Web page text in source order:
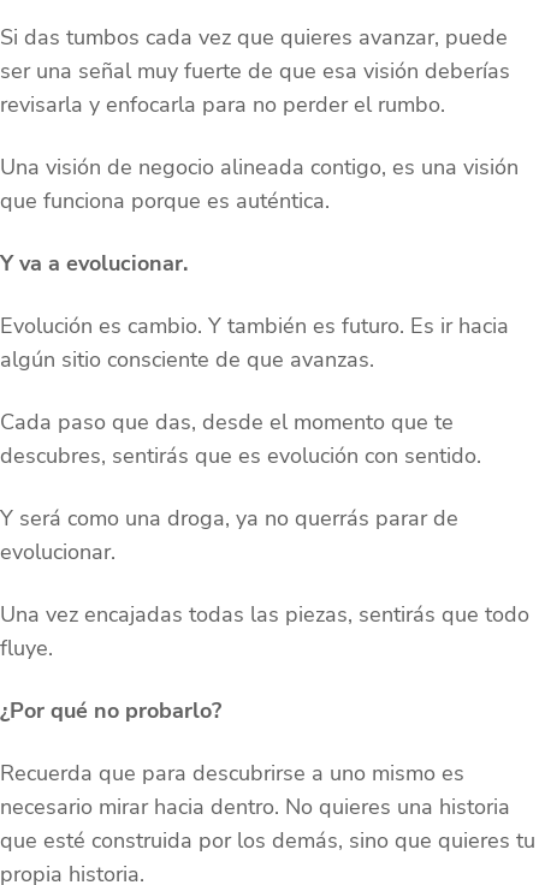
Si das tumbos cada vez que quieres avanzar, puede
ser una señal muy fuerte de que esa visión deberías
revisarla y enfocarla para no perder el rumbo.
Una visión de negocio alineada contigo, es una visión
que funciona porque es auténtica.
Y va a evolucionar.
Evolución es cambio. Y también es futuro. Es ir hacia
algún sitio consciente de que avanzas.
Cada paso que das, desde el momento que te
descubres, sentirás que es evolución con sentido.
Y será como una droga, ya no querrás parar de
evolucionar.
Una vez encajadas todas las piezas, sentirás que todo
fluye.
¿Por qué no probarlo?
Recuerda que para descubrirse a uno mismo es
necesario mirar hacia dentro. No quieres una historia
que esté construida por los demás, sino que quieres tu
propia historia.